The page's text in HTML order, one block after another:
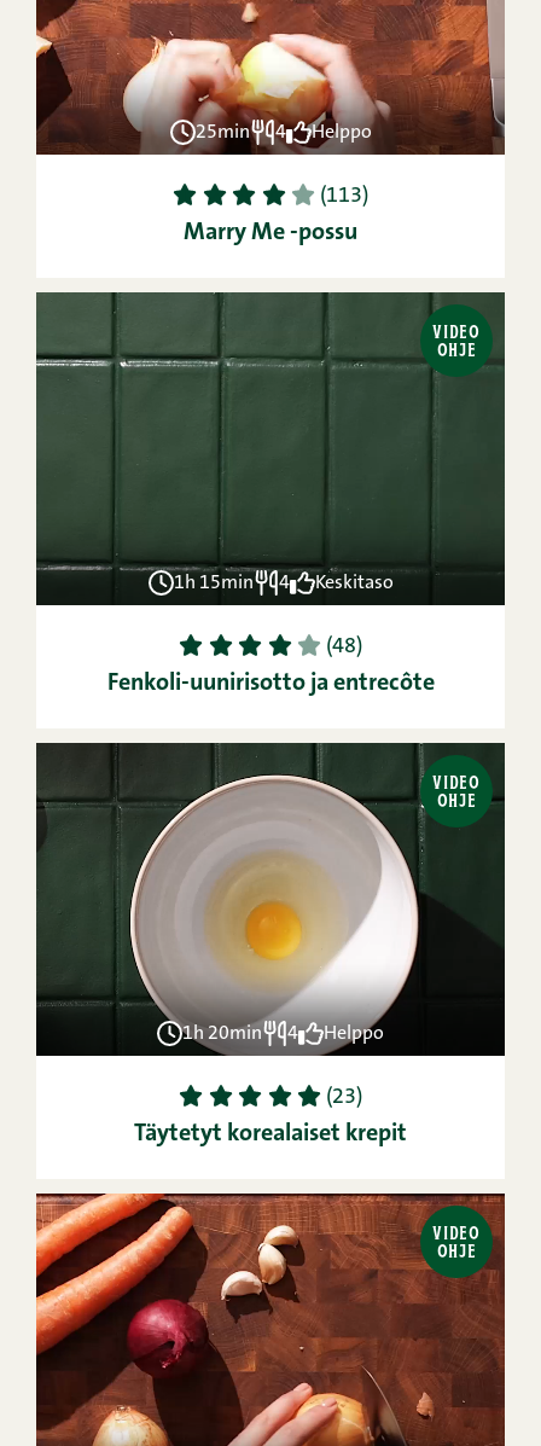
25min 4 Helppo
1 2 3 4 5 (113)
Marry Me -possu
VIDEO
OHJE
1h 15min 4 Keskitaso
1 2 3 4 5 (48)
Fenkoli-uunirisotto ja entrecôte
VIDEO
OHJE
1h 20min 4 Helppo
1 2 3 4 5 (23)
Täytetyt korealaiset krepit
VIDEO
OHJE